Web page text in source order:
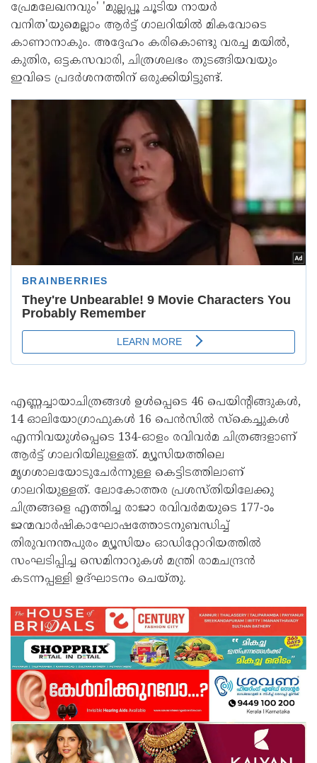
പ്രേമലേഖനവും' 'മുല്ലപ്പൂ ചൂടിയ നായര്‍
വനിത'യുമെല്ലാം ആര്‍ട്ട് ഗാലറിയില്‍ മികവോടെ
കാണാനാകും. അദ്ദേഹം കരികൊണ്ടു വരച്ച മയില്‍,
കുതിര, ഒട്ടകസവാരി, ചിത്രശലഭം തുടങ്ങിയവയും
ഇവിടെ പ്രദര്‍ശനത്തിന് ഒരുക്കിയിട്ടുണ്ട്.
എണ്ണച്ചായാചിത്രങ്ങള്‍ ഉള്‍പ്പെടെ 46 പെയിന്റിങ്ങുകള്‍,
14 ഓലിയോഗ്രാഫുകള്‍ 16 പെന്‍സില്‍ സ്‌കെച്ചുകള്‍
എന്നിവയുള്‍പ്പെടെ 134-ഓളം രവിവര്‍മ ചിത്രങ്ങളാണ്
ആര്‍ട്ട് ഗാലറിയിലുള്ളത്. മ്യൂസിയത്തിലെ
മൃഗശാലയോടുചേര്‍ന്നുള്ള കെട്ടിടത്തിലാണ്
ഗാലറിയുള്ളത്. ലോകോത്തര പ്രശസ്തിയിലേക്കു
ചിത്രങ്ങളെ എത്തിച്ച രാജാ രവിവര്‍മയുടെ 177-ാം
ജന്മവാര്‍ഷികാഘോഷത്തോടനുബന്ധിച്ച്
തിരുവനന്തപുരം മ്യൂസിയം ഓഡിറ്റോറിയത്തില്‍
സംഘടിപ്പിച്ച സെമിനാറുകള്‍ മന്ത്രി രാമചന്ദ്രന്‍
കടന്നപ്പള്ളി ഉദ്ഘാടനം ചെയ്തു.